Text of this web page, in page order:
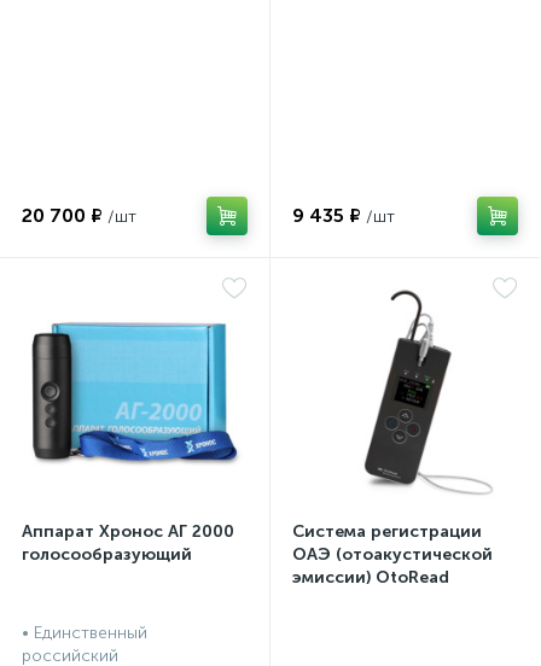
20 700 ₽ 9 435 ₽
Аппарат Хронос АГ 2000
голосообразующий
• Единственный
российский
Система регистрации
ОАЭ (отоакустической
эмиссии) OtoRead